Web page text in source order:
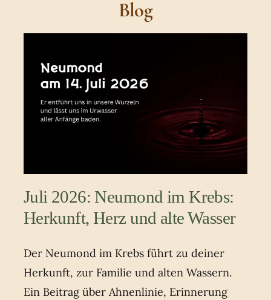
Blog
Juli 2026: Neumond im Krebs:
Herkunft, Herz und alte Wasser
Der Neumond im Krebs führt zu deiner
Herkunft, zur Familie und alten Wassern.
Ein Beitrag über Ahnenlinie, Erinnerung